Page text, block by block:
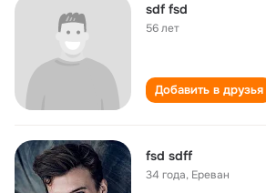
sdf fsd
56 лет
Добавить в друзья
fsd sdff
34 года, Ереван